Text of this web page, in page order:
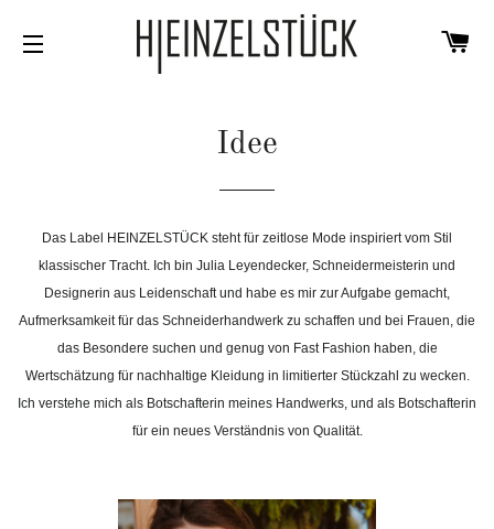
SEITENNAVIGATION
Idee
Das Label HEINZELSTÜCK steht für zeitlose Mode inspiriert vom Stil
klassischer Tracht. Ich bin Julia Leyendecker, Schneidermeisterin und
Designerin aus Leidenschaft und habe es mir zur Aufgabe gemacht,
Aufmerksamkeit für das Schneiderhandwerk zu schaffen und bei Frauen, die
das Besondere suchen und genug von Fast Fashion haben, die
Wertschätzung für nachhaltige Kleidung in limitierter Stückzahl zu wecken.
Ich verstehe mich als Botschafterin meines Handwerks, und als Botschafterin
für ein neues Verständnis von Qualität.